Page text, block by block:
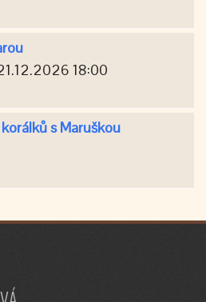
18:00
s Maruškou